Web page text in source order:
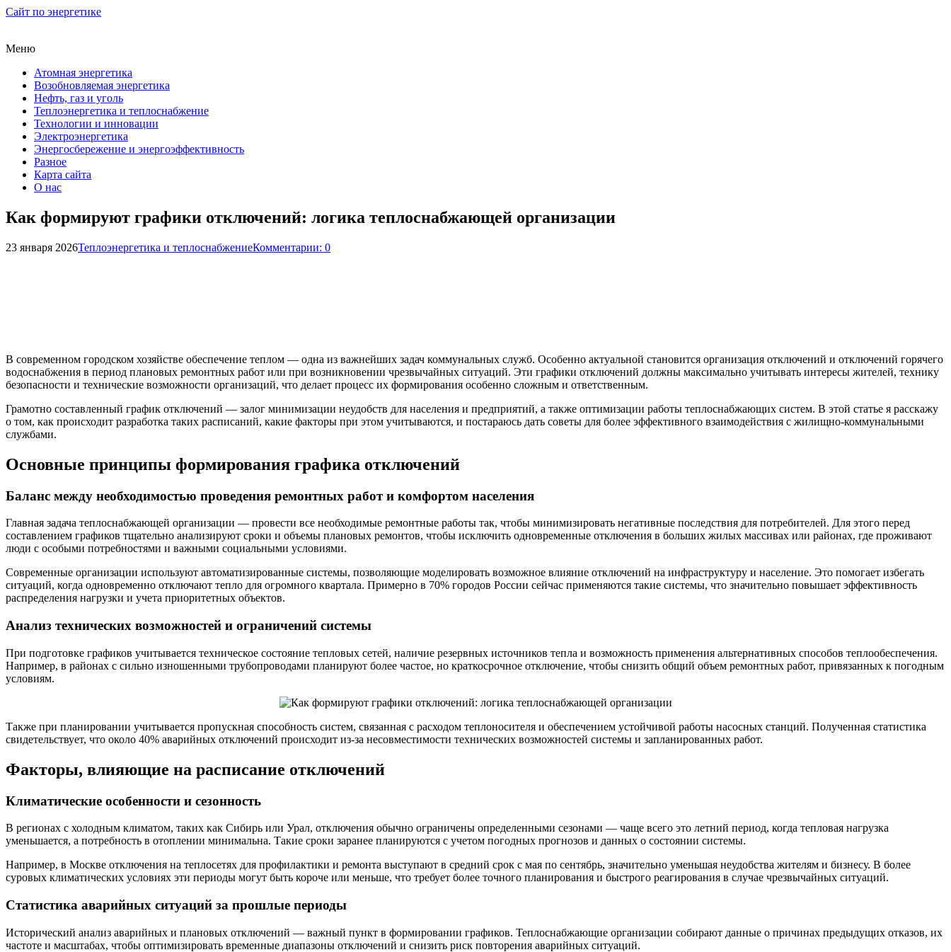
Сайт по энергетике
Меню
Атомная энергетика
Возобновляемая энергетика
Нефть, газ и уголь
Теплоэнергетика и теплоснабжение
Технологии и инновации
Электроэнергетика
Энергосбережение и энергоэффективность
Разное
Карта сайта
О нас
Как формируют графики отключений: логика теплоснабжающей организации
23 января 2026Теплоэнергетика и теплоснабжениеКомментарии: 0
В современном городском хозяйстве обеспечение теплом — одна из важнейших задач коммунальных служб. Особенно актуальной становится организация отключений и отключений горячего
водоснабжения в период плановых ремонтных работ или при возникновении чрезвычайных ситуаций. Эти графики отключений должны максимально учитывать интересы жителей, технику
безопасности и технические возможности организаций, что делает процесс их формирования особенно сложным и ответственным.
Грамотно составленный график отключений — залог минимизации неудобств для населения и предприятий, а также оптимизации работы теплоснабжающих систем. В этой статье я расскажу
о том, как происходит разработка таких расписаний, какие факторы при этом учитываются, и постараюсь дать советы для более эффективного взаимодействия с жилищно-коммунальными
службами.
Основные принципы формирования графика отключений
Баланс между необходимостью проведения ремонтных работ и комфортом населения
Главная задача теплоснабжающей организации — провести все необходимые ремонтные работы так, чтобы минимизировать негативные последствия для потребителей. Для этого перед
составлением графиков тщательно анализируют сроки и объемы плановых ремонтов, чтобы исключить одновременные отключения в больших жилых массивах или районах, где проживают
люди с особыми потребностями и важными социальными условиями.
Современные организации используют автоматизированные системы, позволяющие моделировать возможное влияние отключений на инфраструктуру и население. Это помогает избегать
ситуаций, когда одновременно отключают тепло для огромного квартала. Примерно в 70% городов России сейчас применяются такие системы, что значительно повышает эффективность
распределения нагрузки и учета приоритетных объектов.
Анализ технических возможностей и ограничений системы
При подготовке графиков учитывается техническое состояние тепловых сетей, наличие резервных источников тепла и возможность применения альтернативных способов теплообеспечения.
Например, в районах с сильно изношенными трубопроводами планируют более частое, но краткосрочное отключение, чтобы снизить общий объем ремонтных работ, привязанных к погодным
условиям.
Также при планировании учитывается пропускная способность систем, связанная с расходом теплоносителя и обеспечением устойчивой работы насосных станций. Полученная статистика
свидетельствует, что около 40% аварийных отключений происходит из-за несовместимости технических возможностей системы и запланированных работ.
Факторы, влияющие на расписание отключений
Климатические особенности и сезонность
В регионах с холодным климатом, таких как Сибирь или Урал, отключения обычно ограничены определенными сезонами — чаще всего это летний период, когда тепловая нагрузка
уменьшается, а потребность в отоплении минимальна. Такие сроки заранее планируются с учетом погодных прогнозов и данных о состоянии системы.
Например, в Москве отключения на теплосетях для профилактики и ремонта выступают в средний срок с мая по сентябрь, значительно уменьшая неудобства жителям и бизнесу. В более
суровых климатических условиях эти периоды могут быть короче или меньше, что требует более точного планирования и быстрого реагирования в случае чрезвычайных ситуаций.
Статистика аварийных ситуаций за прошлые периоды
Исторический анализ аварийных и плановых отключений — важный пункт в формировании графиков. Теплоснабжающие организации собирают данные о причинах предыдущих отказов, их
частоте и масштабах, чтобы оптимизировать временные диапазоны отключений и снизить риск повторения аварийных ситуаций.